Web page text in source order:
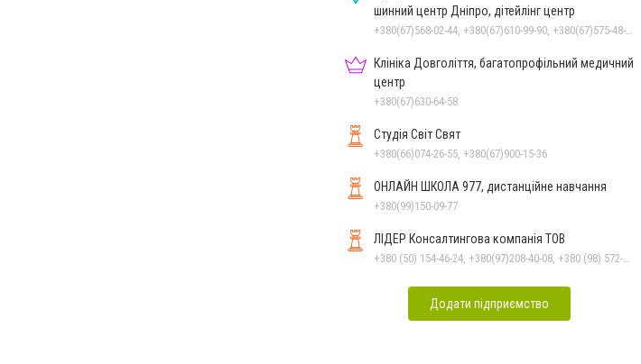
шинний центр Дніпро, дітейлінг центр
Клініка Довголіття, багатопрофільний медичний
центр
+380(67)630-64-58
Студія Світ Свят
+380(66)074-26-55, +380(67)900-15-36
ОНЛАЙН ШКОЛА 977, дистанційне навчання
+380(99)150-09-77
ЛІДЕР Консалтингова компанія ТОВ
Додати підприємство